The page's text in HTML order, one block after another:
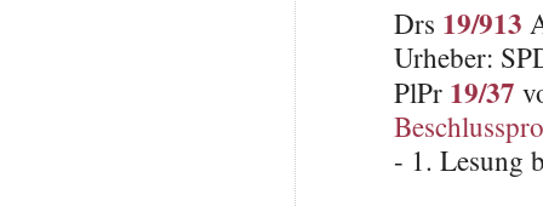
Drs 19/913
Urheber:
PlPr 19/37
- 1. Lesung